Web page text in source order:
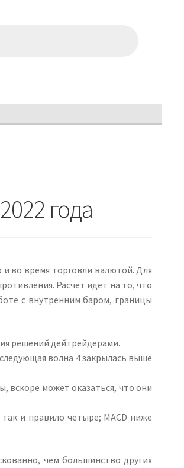
года
во время торговли валютой. Для
Расчет идет на то, что
с внутренним баром, границы
решений дейтрейдерами.
волна 4 закрылась выше
вскоре может оказаться, что они
и правило четыре; MACD ниже
чем большинство других